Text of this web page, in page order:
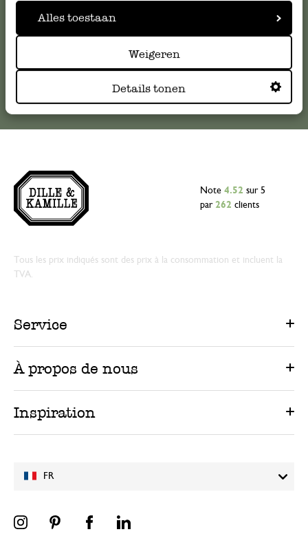
Alles toestaan
Weigeren
Details tonen
serviceclientele@dille-kamille.com
FR
Note 4.52 sur 5
par 262 clients
Tous les prix indiqués sont des prix à la consommation et incluent la
TVA.
Service
À propos de nous
Inspiration